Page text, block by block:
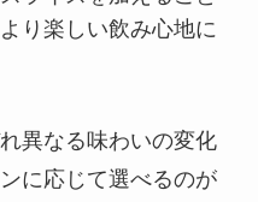
り楽しい飲み心地に
異なる味わいの変化
に応じて選べるのが